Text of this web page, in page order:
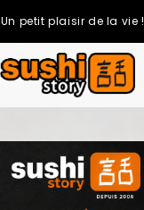
Un petit plaisir de la vie !